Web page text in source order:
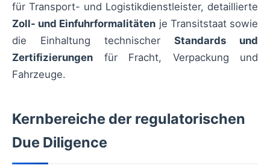
für Transport- und Logistikdienstleister, detaillierte
Zoll- und Einfuhrformalitäten je Transitstaat sowie
die Einhaltung technischer Standards und
Zertifizierungen für Fracht, Verpackung und
Fahrzeuge.
Kernbereiche der regulatorischen
Due Diligence